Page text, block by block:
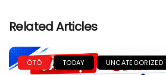
Related Articles
ÔTÔ TODAY UNCATEGORIZED